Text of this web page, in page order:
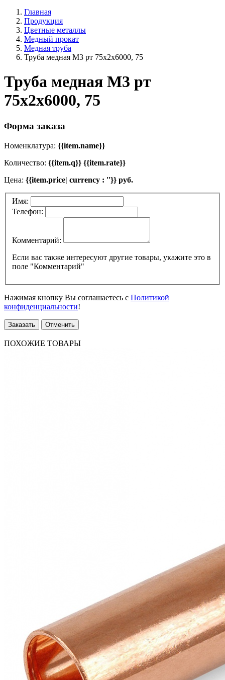
Главная
Продукция
Цветные металлы
Медный прокат
Медная труба
Труба медная М3 рт 75х2х6000, 75
Труба медная М3 рт
75х2х6000, 75
Форма заказа
Номенклатура: {{item.name}}
Количество: {{item.q}} {{item.rate}}
Цена: {{item.price| currency : ''}} руб.
Имя:
Телефон:
Комментарий:
Если вас также интересуют другие товары, укажите это в
поле "Комментарий"
Нажимая кнопку Вы соглашаетесь с Политикой
конфиденциальности!
Заказать Отменить
ПОХОЖИЕ ТОВАРЫ